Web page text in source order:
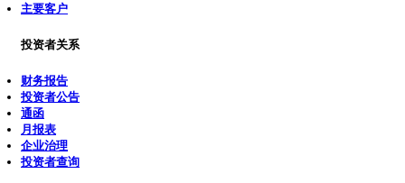
主要客户
投资者关系
财务报告
投资者公告
通函
月报表
企业治理
投资者查询